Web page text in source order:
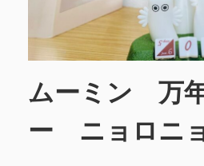
ムーミン 万
ー ニョロニ